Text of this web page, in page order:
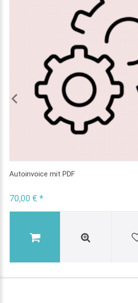
Autoinvoice mit PDF
70,00 € *